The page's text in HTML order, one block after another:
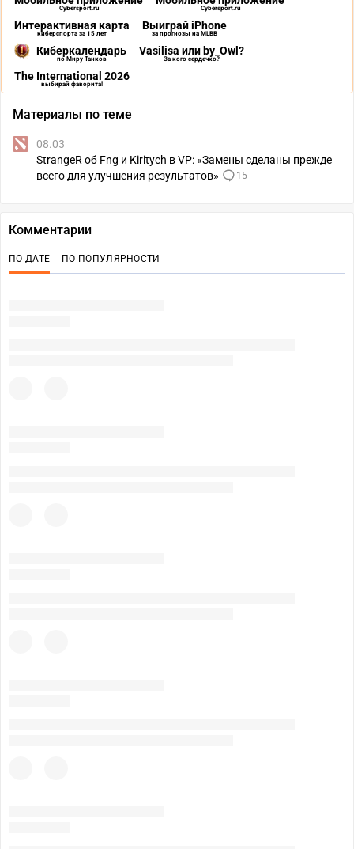
Cybersport.ru Cybersport.ru
Интерактивная карта
киберспорта за 15 лет
Выиграй iPhone
за прогнозы на MLBB
Киберкалендарь
по Миру Танков
Vasilisa или by_Owl?
За кого сердечко?
The International 2026
выбирай фаворита!
Материалы по теме
08.03
StrangeR об Fng и Kiritych в VP: «Замены сделаны прежде
всего для улучшения результатов»
15
Комментарии
ПО ДАТЕ ПО ПОПУЛЯРНОСТИ